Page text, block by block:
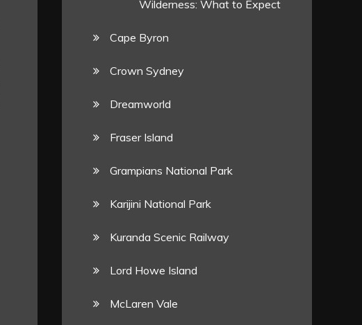
Wilderness: What to Expect
Cape Byron
Crown Sydney
Dreamworld
Fraser Island
Grampians National Park
Karijini National Park
Kuranda Scenic Railway
Lord Howe Island
McLaren Vale